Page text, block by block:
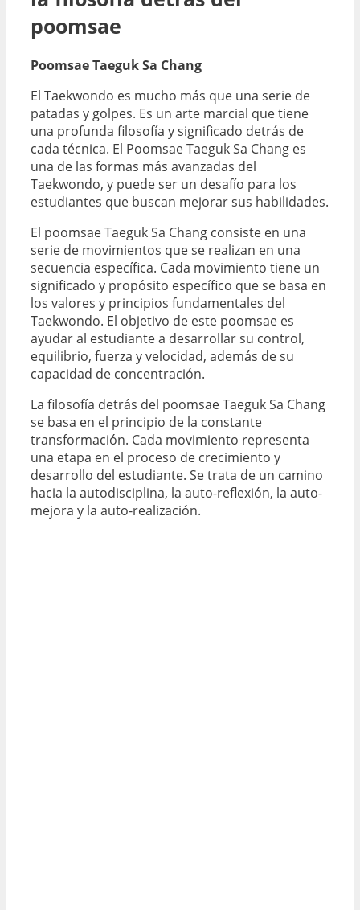
poomsae
Poomsae Taeguk Sa Chang
El Taekwondo es mucho más que una serie de
patadas y golpes. Es un arte marcial que tiene
una profunda filosofía y significado detrás de
cada técnica. El Poomsae Taeguk Sa Chang es
una de las formas más avanzadas del
Taekwondo, y puede ser un desafío para los
estudiantes que buscan mejorar sus habilidades.
El poomsae Taeguk Sa Chang consiste en una
serie de movimientos que se realizan en una
secuencia específica. Cada movimiento tiene un
significado y propósito específico que se basa en
los valores y principios fundamentales del
Taekwondo. El objetivo de este poomsae es
ayudar al estudiante a desarrollar su control,
equilibrio, fuerza y velocidad, además de su
capacidad de concentración.
La filosofía detrás del poomsae Taeguk Sa Chang
se basa en el principio de la constante
transformación. Cada movimiento representa
una etapa en el proceso de crecimiento y
desarrollo del estudiante. Se trata de un camino
hacia la autodisciplina, la auto-reflexión, la auto-
mejora y la auto-realización.